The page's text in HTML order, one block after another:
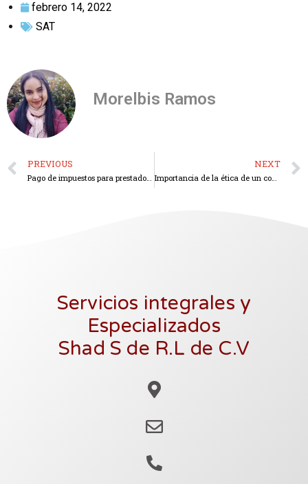
febrero 14, 2022
SAT
Morelbis Ramos
PREVIOUS NEXT
Importancia de la ética de un contador en su trabajo
Servicios integrales y
Especializados
Shad S de R.L de C.V